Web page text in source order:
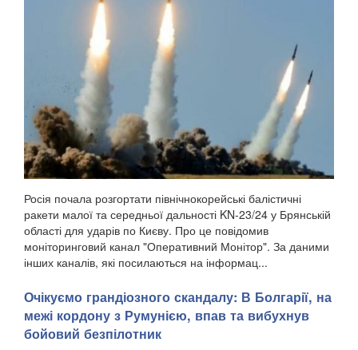
Росія почала розгортати північнокорейські балістичні
ракети малої та середньої дальності KN-23/24 у Брянській
області для ударів по Києву. Про це повідомив
моніторинговий канал "Оперативний Монітор". За даними
інших каналів, які посилаються на інформац...
Очікуємо грандіозного скандалу: В Болгарії, на
межі кордону з Румунією, впав та вибухнув
бойовий безпілотник